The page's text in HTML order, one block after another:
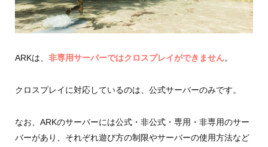
ARKは、 非専用サーバーではクロスプレイができません。
クロスプレイに対応しているのは、公式サーバーのみです。
なお、ARKのサーバーには公式・非公式・専用・非専用のサー
バーがあり、それぞれ遊び方の制限やサーバーの使用方法など